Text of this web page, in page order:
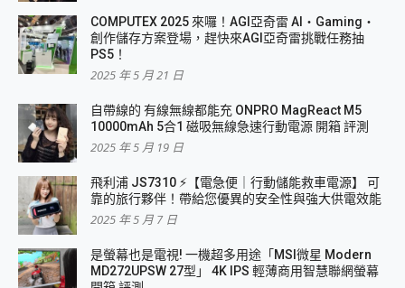
COMPUTEX 2025 來囉！AGI亞奇雷 AI・Gaming・
創作儲存方案登場，趕快來AGI亞奇雷挑戰任務抽
PS5！
2025 年 5 月 21 日
自帶線的 有線無線都能充 ONPRO MagReact M5
10000mAh 5合1 磁吸無線急速行動電源 開箱 評測
2025 年 5 月 19 日
飛利浦 JS7310 ⚡【電急便｜行動儲能救車電源】 可
靠的旅行夥伴！帶給您優異的安全性與強大供電效能
2025 年 5 月 7 日
是螢幕也是電視! 一機超多用途「MSI微星 Modern
MD272UPSW 27型」 4K IPS 輕薄商用智慧聯網螢幕